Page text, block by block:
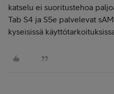
katselu ei suoritustehoa
Tab S4 ja S5e palvelevat
kyseisissä